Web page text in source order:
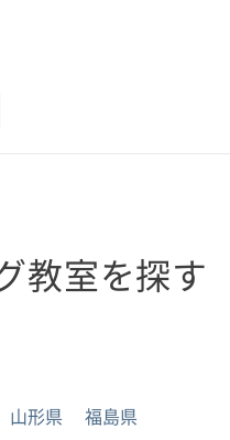
教室を探す
山形県 福島県